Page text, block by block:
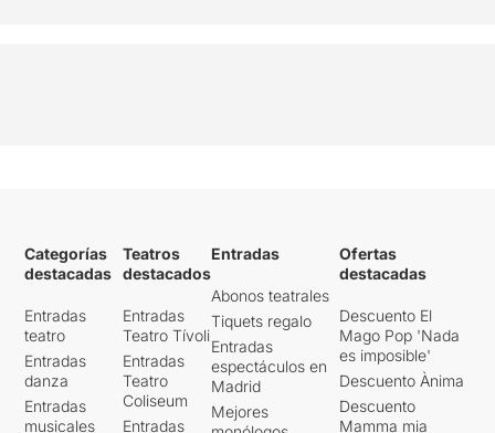
Categorías
destacadas
Entradas
teatro
Entradas
danza
Entradas
musicales
Teatros
destacados
Entradas
Teatro Tívoli
Entradas
Teatro
Coliseum
Entradas
Entradas
Abonos teatrales
Tiquets regalo
Entradas
espectáculos en
Madrid
Mejores
Ofertas
destacadas
Descuento El
Mago Pop 'Nada
es imposible'
Descuento Ànima
Descuento
Mamma mia